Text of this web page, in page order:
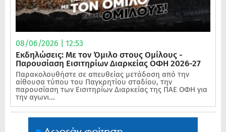
08/06/2026 | 12:53
Εκδηλώσεις: Με τον Όμιλο στους Ομίλους -
Παρουσίαση Εισιτηρίων Διαρκείας ΟΦΗ 2026-27
Παρακολουθήστε σε απευθείας μετάδοση από την
αίθουσα τύπου του Παγκρητίου σταδίου, την
παρουσίαση των Εισιτηρίων Διαρκείας της ΠΑΕ ΟΦΗ για
την αγωνι...